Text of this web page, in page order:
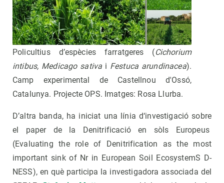
Policultius d’espècies farratgeres (Cichorium
intibus, Medicago sativa i Festuca arundinacea).
Camp experimental de Castellnou d'Ossó,
Catalunya. Projecte OPS. Imatges: Rosa Llurba.
D’altra banda, ha iniciat una línia d‘investigació sobre
el paper de la Denitrificació en sòls Europeus
(Evaluating the role of Denitrification as the most
important sink of Nr in European Soil EcosystemS D-
NESS), en què participa la investigadora associada del